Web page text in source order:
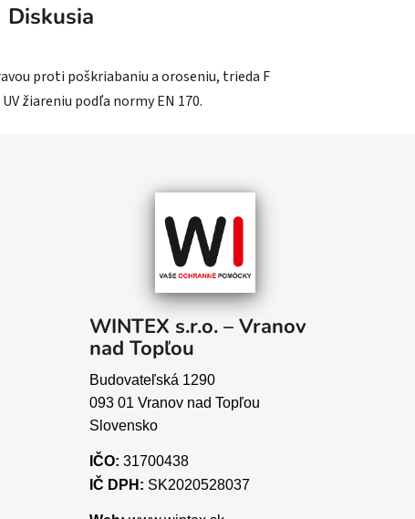
Diskusia
proti poškriabaniu a oroseniu, trieda F
žiareniu podľa normy EN 170.
WINTEX s.r.o. – Vranov
nad Topľou
Budovateľská 1290
093 01 Vranov nad Topľou
Slovensko
IČO: 31700438
IČ DPH: SK2020528037